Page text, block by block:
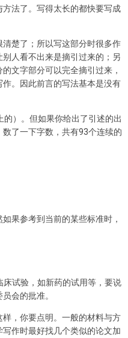
法了。写得太长的都快要写成
清楚了；所以写这部分时很多作
人看不出来是摘引过来的；另
文字部分可以完全摘引过来，
。因此前言的写法基本是没有
的）。但如果你给出了引述的出
了一下字数，共有93个连续的
果参考到当前的某些标准时，
试验，如新药的试用等，要说
会的批准。
，你要点明。一般的材料与方
作时最好找几个类似的论文加